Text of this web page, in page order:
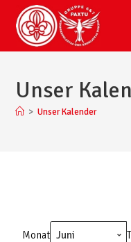
Unser
> Unser Kalender
Monat